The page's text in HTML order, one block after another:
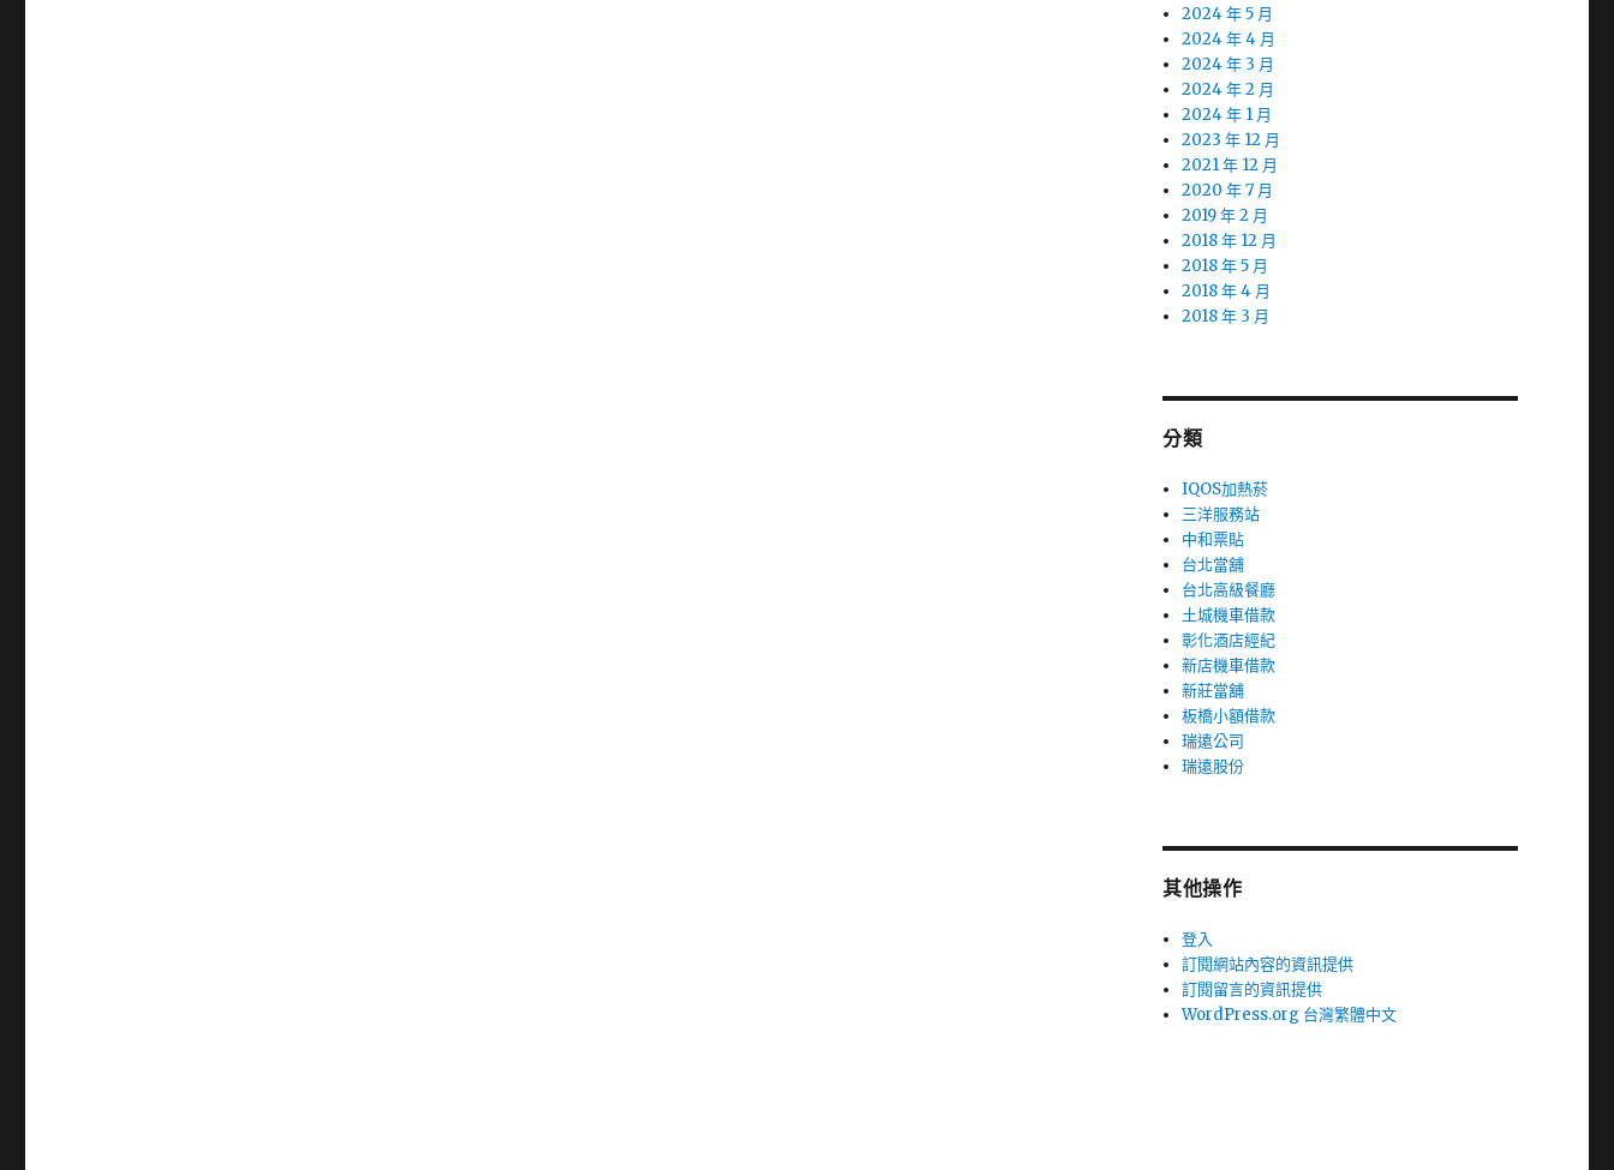
2024 年 5 月
2024 年 4 月
2024 年 3 月
2024 年 2 月
2024 年 1 月
2023 年 12 月
2021 年 12 月
2020 年 7 月
2019 年 2 月
2018 年 12 月
2018 年 5 月
2018 年 4 月
2018 年 3 月
分類
IQOS加熱菸
三洋服務站
中和票貼
台北當舖
台北高級餐廳
土城機車借款
彰化酒店經紀
新店機車借款
新莊當舖
板橋小額借款
瑞遠公司
瑞遠股份
其他操作
登入
訂閱網站內容的資訊提供
訂閱留言的資訊提供
WordPress.org 台灣繁體中文